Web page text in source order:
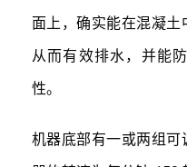
面上，确实能在混凝土
从而有效排水，并能
性。
机器底部有一或两组